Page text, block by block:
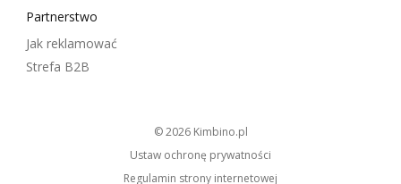
Partnerstwo
Jak reklamować
Strefa B2B
© 2026 kimbino.pl
Ustaw ochronę prywatności
Regulamin strony internetowej